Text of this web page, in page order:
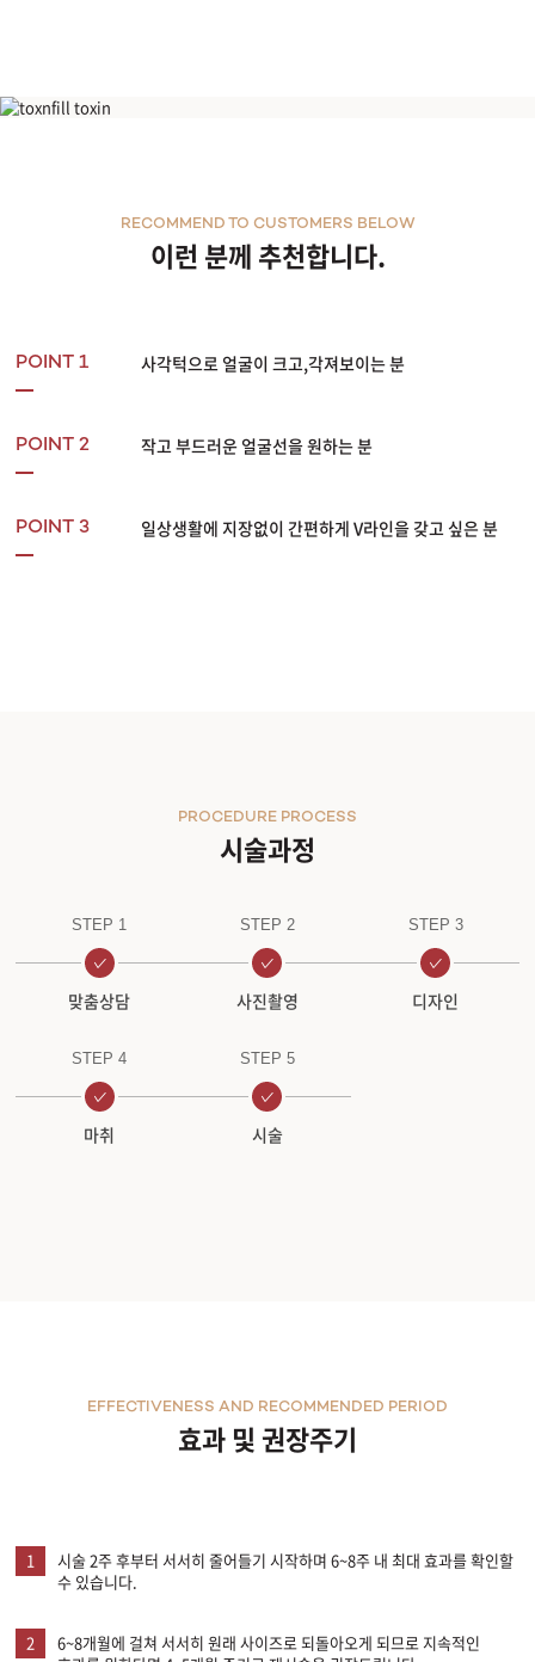
이런 분께 추천합니다.
RECOMMEND TO CUSTOMERS BELOW
POINT 1 사각턱으로 얼굴이 크고,각져보이는 분
POINT 2 작고 부드러운 얼굴선을 원하는 분
POINT 3 일상생활에 지장없이 간편하게 V라인을 갖고 싶은 분
시술과정
PROCEDURE PROCESS
STEP 1
맞춤상담
STEP 2
사진촬영
STEP 3
디자인
STEP 4
마취
STEP 5
시술
효과 및 권장주기
EFFECTIVENESS AND RECOMMENDED PERIOD
1
시술 2주 후부터 서서히 줄어들기 시작하며 6~8주 내 최대 효과를 확인할
수 있습니다.
2
6~8개월에 걸쳐 서서히 원래 사이즈로 되돌아오게 되므로 지속적인